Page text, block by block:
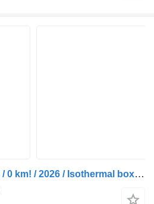
MAN TGM 26.320 6x2-4 / 0 km! / 2026 / Isothermal box 22 EPAL